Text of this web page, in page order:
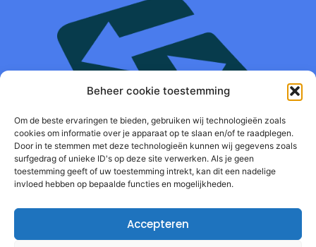
Beheer cookie toestemming
Om de beste ervaringen te bieden, gebruiken wij technologieën zoals
cookies om informatie over je apparaat op te slaan en/of te raadplegen.
Door in te stemmen met deze technologieën kunnen wij gegevens zoals
surfgedrag of unieke ID's op deze site verwerken. Als je geen
toestemming geeft of uw toestemming intrekt, kan dit een nadelige
invloed hebben op bepaalde functies en mogelijkheden.
Accepteren
Autorespond Nederland B.V.